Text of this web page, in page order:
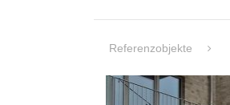
Referenzobjekte